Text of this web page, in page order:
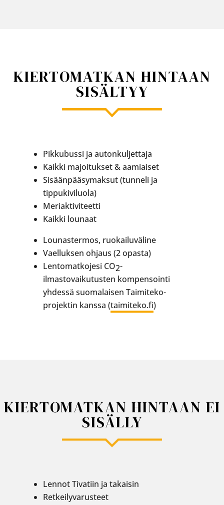
KIERTOMATKAN HINTAAN
SISÄLTYY
Pikkubussi ja autonkuljettaja
Kaikki majoitukset & aamiaiset
Sisäänpääsymaksut (tunneli ja
tippukiviluola)
Meriaktiviteetti
Kaikki lounaat
Lounastermos, ruokailuväline
Vaelluksen ohjaus (2 opasta)
Lentomatkojesi CO2-
ilmastovaikutusten kompensointi
yhdessä suomalaisen Taimiteko-
projektin kanssa (taimiteko.fi)
KIERTOMATKAN HINTAAN EI
SISÄLLY
Lennot Tivatiin ja takaisin
Retkeilyvarusteet